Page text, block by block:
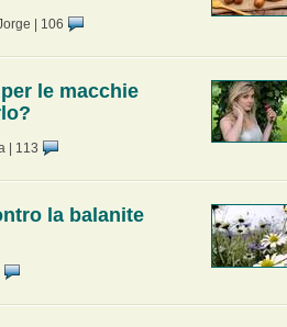
106
le macchie
113
la balanite